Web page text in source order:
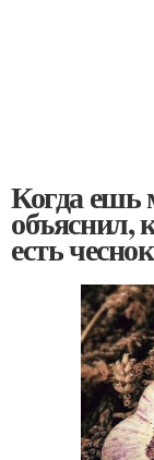
Когда ешь
объяснил,
есть чеснок